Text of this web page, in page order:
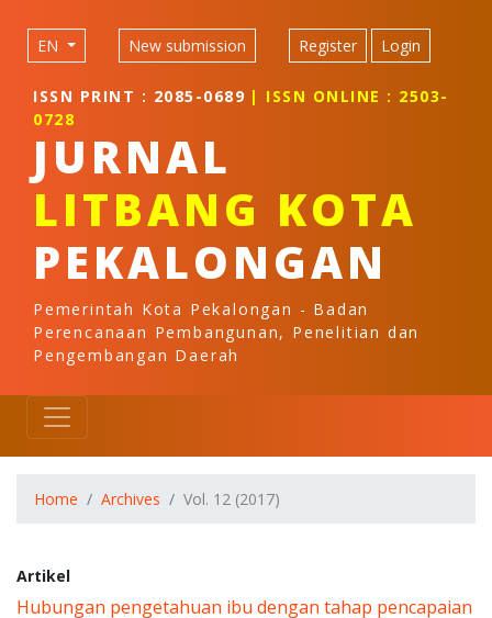
Main Navigation
Main Content
EN New submission Register Login
ISSN PRINT : 2085-0689 | ISSN ONLINE : 2503-
0728
JURNAL
LITBANG KOTA
PEKALONGAN
Pemerintah Kota Pekalongan - Badan
Perencanaan Pembangunan, Penelitian dan
Pengembangan Daerah
Home Archives Vol. 12 (2017)
Artikel
Hubungan pengetahuan ibu dengan tahap pencapaian